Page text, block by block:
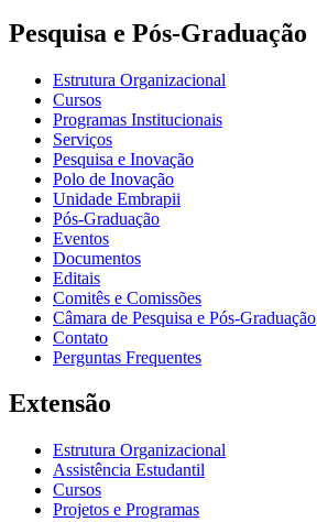
Pesquisa e Pós-Graduação
Estrutura Organizacional
Cursos
Programas Institucionais
Serviços
Pesquisa e Inovação
Polo de Inovação
Unidade Embrapii
Pós-Graduação
Eventos
Documentos
Editais
Comitês e Comissões
Câmara de Pesquisa e Pós-Graduação
Contato
Perguntas Frequentes
Extensão
Estrutura Organizacional
Assistência Estudantil
Cursos
Projetos e Programas